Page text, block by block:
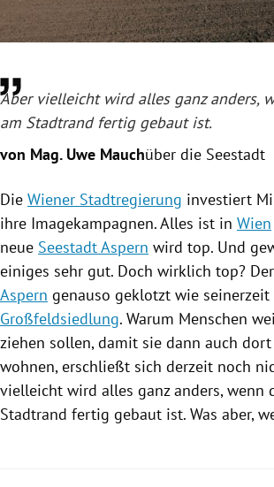
Untermenü
Untermenü
Aber vielleicht wird alles ganz anders,
am Stadtrand fertig gebaut ist.
von Mag. Uwe Mauchüber die Seestadt
Die Wiener Stadtregierung investiert
ihre Imagekampagnen. Alles ist in Wien
neue Seestadt Aspern wird top. Und
einiges sehr gut. Doch wirklich top?
Aspern genauso geklotzt wie
Großfeldsiedlung. Warum Menschen
ziehen sollen, damit sie dann auch
wohnen, erschließt sich derzeit noch
vielleicht wird alles ganz anders, wenn
Stadtrand fertig gebaut ist. Was aber,